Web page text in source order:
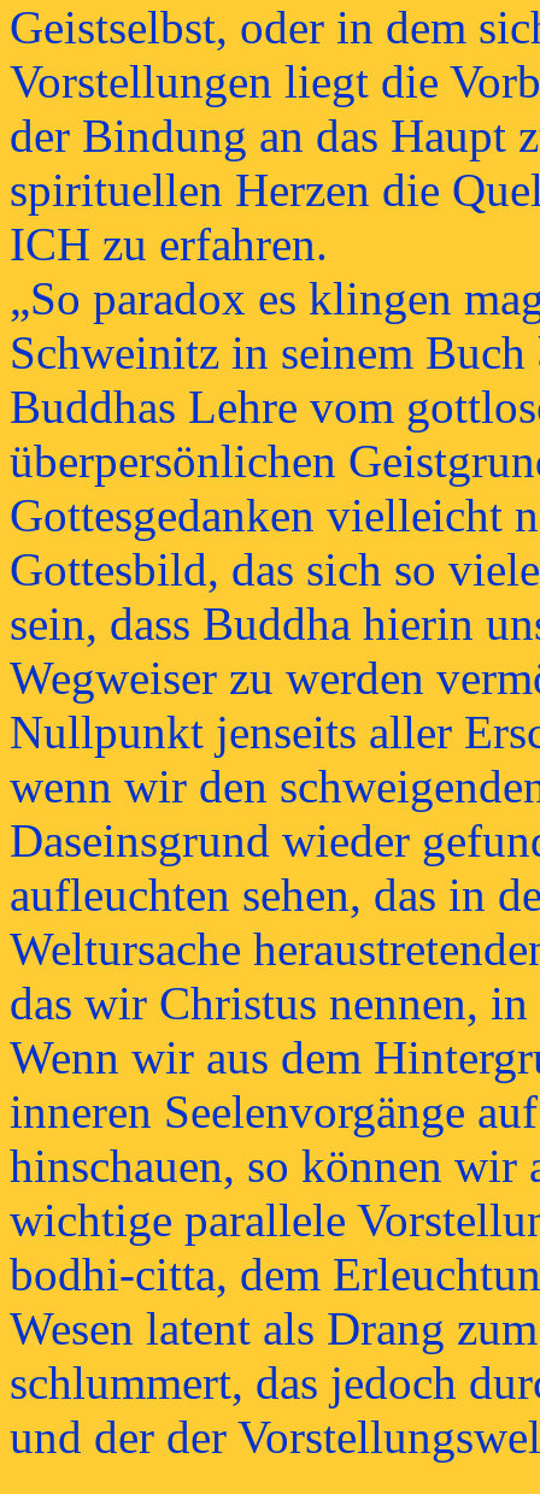
Geistselbst, oder in dem
Vorstellungen liegt die
der Bindung an das Haupt
spirituellen Herzen die
ICH zu erfahren.
„So paradox es klingen
Schweinitz in seinem
Buddhas Lehre vom
überpersönlichen
Gottesgedanken vielleicht
Gottesbild, das sich so
sein, dass Buddha hierin
Wegweiser zu werden
Nullpunkt jenseits aller
wenn wir den
Daseinsgrund wieder
aufleuchten sehen, das in
Weltursache
das wir Christus nennen,
Wenn wir aus dem
inneren Seelenvorgänge
hinschauen, so können
wichtige parallele
bodhi-citta, dem
Wesen latent als Drang
schlummert, das jedoch
und der der